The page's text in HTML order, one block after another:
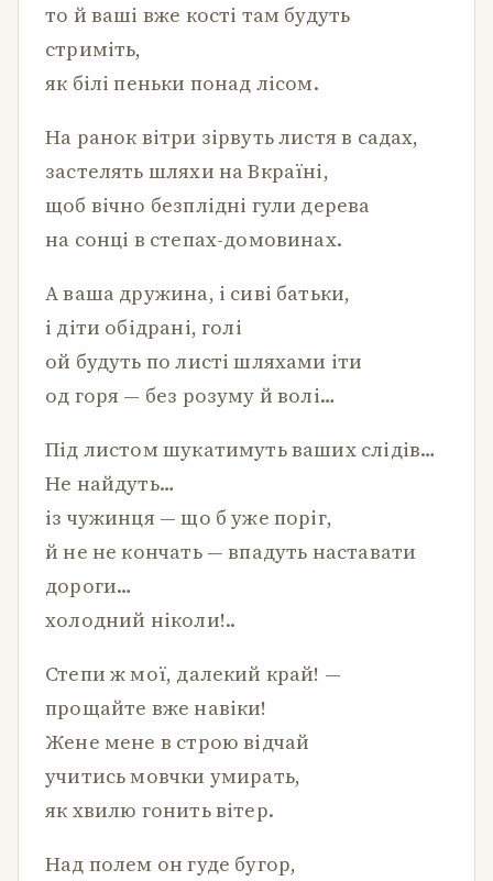
то й ваші вже кості там будуть
стриміть,
як білі пеньки понад лісом.
На ранок вітри зірвуть листя в садах,
застелять шляхи на Вкраїні,
щоб вічно безплідні гули дерева
на сонці в степах-домовинах.
А ваша дружина, і сиві батьки,
і діти обідрані, голі
ой будуть по листі шляхами іти
од горя — без розуму й волі…
Під листом шукатимуть ваших слідів…
Не найдуть…
із чужинця — що б уже поріг,
й не не кончать — впадуть наставати
дороги…
холодний ніколи!..
Степи ж мої, далекий край! —
прощайте вже навіки!
Жене мене в строю відчай
учитись мовчки умирать,
як хвилю гонить вітер.
Над полем он гуде бугор,